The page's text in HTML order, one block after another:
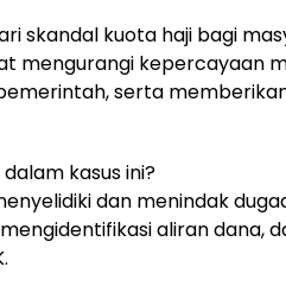
skandal kuota haji bagi
mengurangi kepercayaan
serta
kasus ini?
dan menindak
aliran dana,